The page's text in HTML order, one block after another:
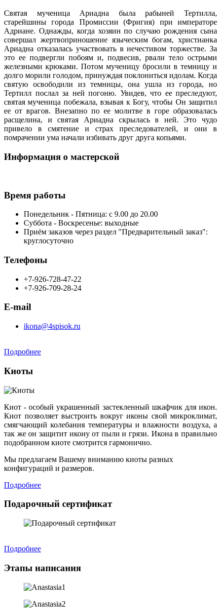
Святая мученица Ариадна была рабыней Тертилла,
старейшины города Промиссии (Фригия) при императоре
Адриане. Однажды, когда хозяин по случаю рождения сына
совершал жертвоприношение языческим богам, христианка
Ариадна отказалась участвовать в нечестивом торжестве. За
это ее подвергли побоям и, подвесив, рвали тело острыми
железными крюками. Потом мученицу бросили в темницу и
долго морили голодом, принуждая поклониться идолам. Когда
святую освободили из темницы, она ушла из города, но
Тертилл послал за ней погоню. Увидев, что ее преследуют,
святая мученица побежала, взывая к Богу, чтобы Он защитил
ее от врагов. Внезапно по ее молитве в горе образовалась
расщелина, и святая Ариадна скрылась в ней. Это чудо
привело в смятение и страх преследователей, и они в
помрачении ума начали избивать друг друга копьями.
Информация о мастерской
Время работы
Понедельник - Пятница: с 9.00 до 20.00
Суббота - Воскресенье: выходные
Приём заказов через раздел "Предварительный заказ":
круглосуточно
Телефоны
+7-926-728-47-22
+7-926-709-28-24
E-mail
ikona@4spisok.ru
Подробнее
Киоты
Киот - особый украшенный застекленный шкафчик для икон.
Киот позволяет выстроить вокруг иконы свой микроклимат,
смягчающий колебания температуры и влажности воздуха, а
так же он защитит икону от пыли и грязи. Икона в правильно
подобранном киоте смотрится гармонично.
Мы предлагаем Вашему вниманию киоты разных
конфигураций и размеров.
Подробнее
Подарочный сертификат
Подробнее
Этапы написания